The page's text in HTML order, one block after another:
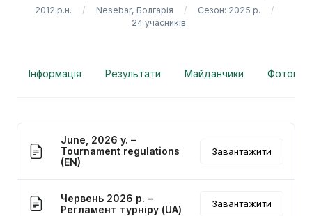
2012 р.н. Nesebar, Болгарія
Сезон: 2025 р.
24 учасників
Інформація Результати Майданчики
June, 2026 y. –
Tournament regulations
(EN)
Завантажити
Червень 2026 р. –
Регламент турніру (UA)
Завантажити